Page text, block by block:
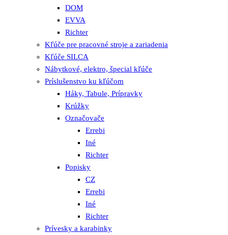
DOM
EVVA
Richter
Kľúče pre pracovné stroje a zariadenia
Kľúče SILCA
Nábytkové, elektro, špecial kľúče
Príslušenstvo ku kľúčom
Háky, Tabule, Prípravky
Krúžky
Označovače
Errebi
Iné
Richter
Popisky
CZ
Errebi
Iné
Richter
Prívesky a karabinky